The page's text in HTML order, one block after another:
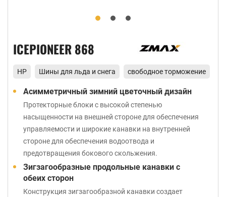
ICEPIONEER 868
HP Шины для льда и снега свободное торможение
Асимметричный зимний цветочный дизайн
Протекторные блоки с высокой степенью
насыщенности на внешней стороне для обеспечения
управляемости и широкие канавки на внутренней
стороне для обеспечения водоотвода и
предотвращения бокового скольжения.
Зигзагообразные продольные канавки с
обеих сторон
Конструкция зигзагообразной канавки создает